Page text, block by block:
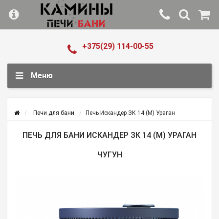
+375(29) 114-00-55
Меню
Печи для бани Печь Искандер ЗК 14 (M) Ураган
ПЕЧЬ ДЛЯ БАНИ ИСКАНДЕР ЗК 14 (M) УРАГАН
ЧУГУН